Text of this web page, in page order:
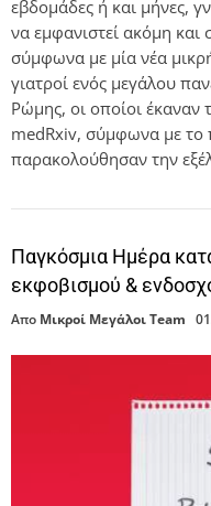
εβδομάδες ή και μήνες,
να εμφανιστεί ακόμη και
σύμφωνα με μία νέα
γιατροί ενός μεγάλου
Ρώμης, οι οποίοι έκαναν
medRxiv, σύμφωνα με το
παρακολούθησαν την
Παγκόσμια Ημέρα
εκφοβισμού &
Απο Μικροί Μεγάλοι Team